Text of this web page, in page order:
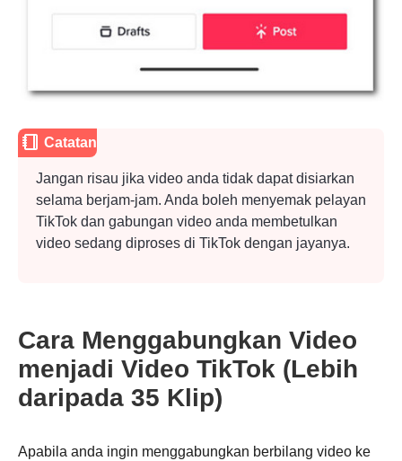
Langkah
Catatan
Jangan risau jika video anda tidak dapat disiarkan
selama berjam-jam. Anda boleh menyemak pelayan
TikTok dan gabungan video anda membetulkan
video sedang diproses di TikTok dengan jayanya.
Cara Menggabungkan Video
menjadi Video TikTok (Lebih
daripada 35 Klip)
Apabila anda ingin menggabungkan berbilang video ke